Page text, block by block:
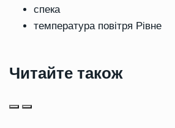
спека
температура повітря Рівне
Читайте також